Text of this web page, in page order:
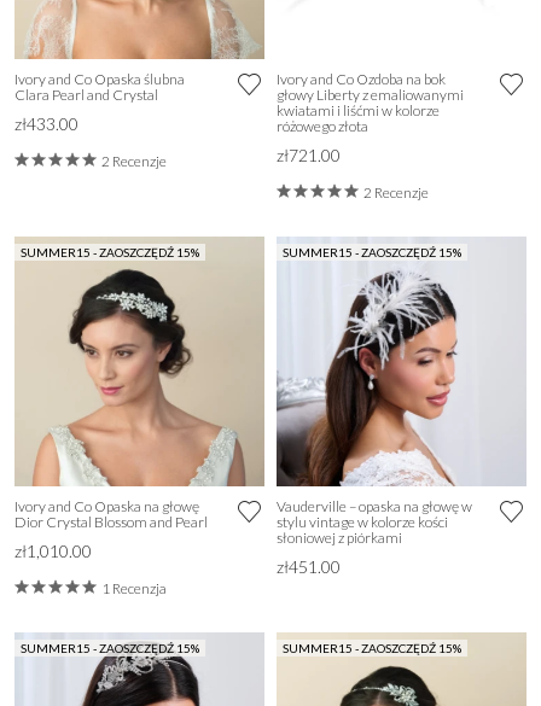
Ivory and Co Opaska ślubna
Clara Pearl and Crystal
zł433.00
2 Recenzje
Ivory and Co Ozdoba na bok
głowy Liberty z emaliowanymi
kwiatami i liśćmi w kolorze
różowego złota
zł721.00
2 Recenzje
SUMMER15 - ZAOSZCZĘDŹ 15%
Ivory and Co Opaska na głowę
Dior Crystal Blossom and Pearl
zł1,010.00
1 Recenzja
SUMMER15 - ZAOSZCZĘDŹ 15%
Vauderville – opaska na głowę w
stylu vintage w kolorze kości
słoniowej z piórkami
zł451.00
SUMMER15 - ZAOSZCZĘDŹ 15% SUMMER15 - ZAOSZCZĘDŹ 15%